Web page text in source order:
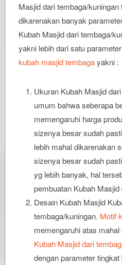
Masjid dari tembaga/
dikarenakan banyak
Kubah Masjid dari tembaga/
yakni lebih dari satu
kubah masjid tembagayakni :
Ukuran Kubah Masjid
umum bahwa seberapa
memengaruhi harga
sizenya besar sudah
lebih mahal dikarenakan
sizenya besar sudah
yg lebih banyak, hal
pembuatan Kubah
Desain Kubah Masjid
tembaga/kuningan. Motif
memengaruhi atas
Kubah Masjid dari
dengan parameter